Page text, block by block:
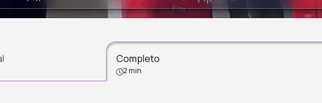
Completo
2 min